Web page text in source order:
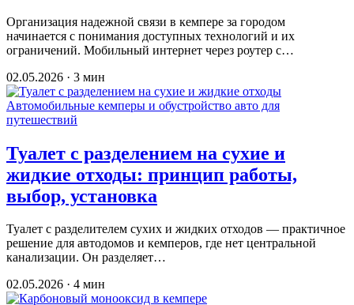
Организация надежной связи в кемпере за городом
начинается с понимания доступных технологий и их
ограничений. Мобильный интернет через роутер с…
02.05.2026 · 3 мин
Автомобильные кемперы и обустройство авто для
путешествий
Туалет с разделением на сухие и
жидкие отходы: принцип работы,
выбор, установка
Туалет с разделителем сухих и жидких отходов — практичное
решение для автодомов и кемперов, где нет центральной
канализации. Он разделяет…
02.05.2026 · 4 мин